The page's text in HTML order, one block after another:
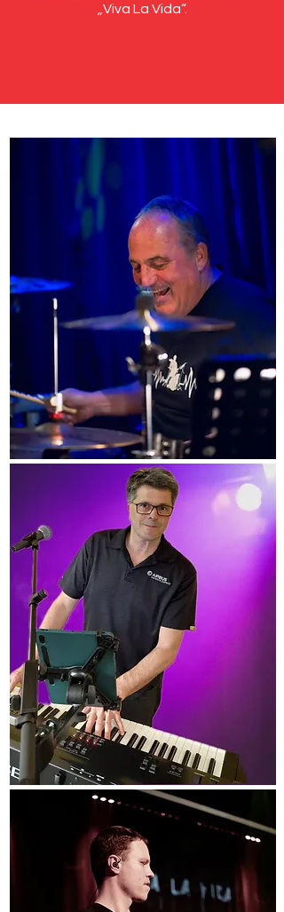
„Viva La Vida“.
Chrisian Michels
Thomas Karpen
Markus Guth